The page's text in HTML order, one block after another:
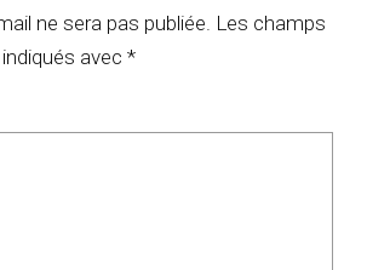
ne sera pas publiée. Les champs
avec *